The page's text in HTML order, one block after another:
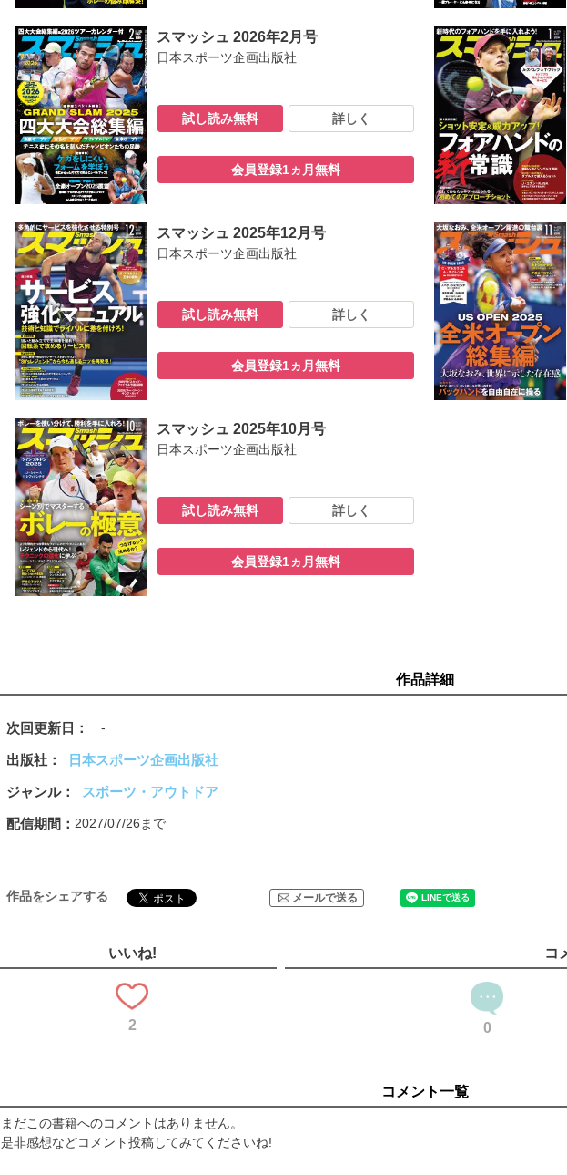
スマッシュ 2026年2月号
日本スポーツ企画出版社
試し読み無料 詳しく
会員登録1ヵ月無料
スマッシュ 2025年12月号
日本スポーツ企画出版社
試し読み無料 詳しく
会員登録1ヵ月無料
スマッシュ 2025年10月号
日本スポーツ企画出版社
試し読み無料 詳しく
会員登録1ヵ月無料
作品詳細
次回更新日 -
出版社 日本スポーツ企画出版社
ジャンル スポーツ・アウトドア
配信期間 2027/07/26まで
作品をシェアする メールで送る
いいね!
2
コ
0
コメント一覧
まだこの書籍へのコメントはありません。
是非感想などコメント投稿してみてくださいね!